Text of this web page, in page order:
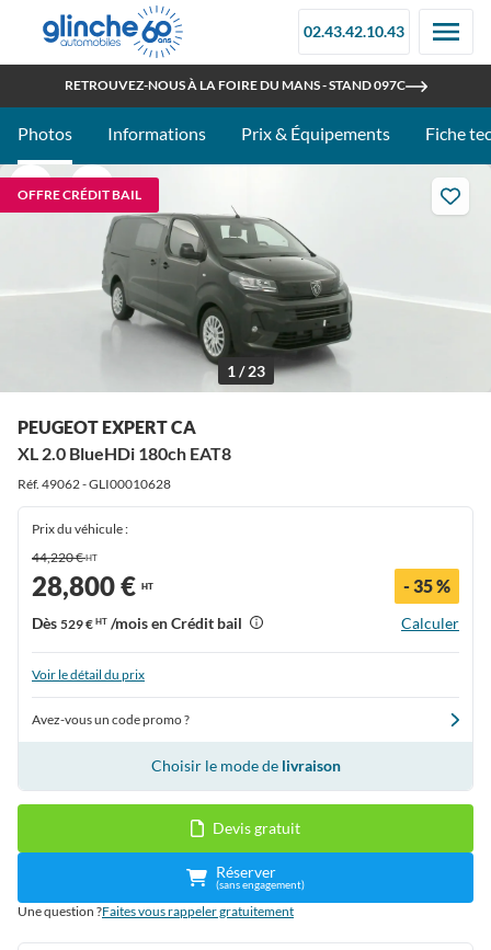
02.43.42.10.43
RETROUVEZ-NOUS À LA FOIRE DU MANS - STAND 097C
OUVERT TOUT L'ÉTÉ
Photos Informations Prix & Équipements Fiche
OFFRE CRÉDIT BAIL
1 / 23
PEUGEOT EXPERT CA
XL 2.0 BlueHDi 180ch EAT8
Réf. 49062 - GLI00010628
Prix du véhicule :
44,220 €HT
28,800 € HT - 35 %
Dès 529 € HT /mois en Crédit bail Calculer
Voir le détail du prix
Avez-vous un code promo ?
Choisir le mode de livraison
Devis gratuit
Réserver
(sans engagement)
Une question ?Faites vous rappeler gratuitement